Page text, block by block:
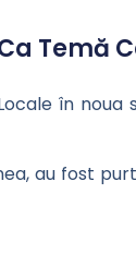
Temă
în noua
au fost